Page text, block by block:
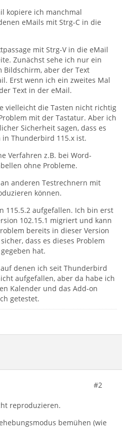
kopiere ich manchmal
eMails mit Strg-C in die
mit Strg-V in die eMail
Zunächst sehe ich nur ein
Bildschirm, aber der Text
Erst wenn ich ein zweites Mal
Text in der eMail.
vielleicht die Tasten nicht richtig
mit der Tastatur. Aber ich
Sicherheit sagen, dass es
Thunderbird 115.x ist.
Verfahren z.B. bei Word-
ohne Probleme.
anderen Testrechnern mit
können.
115.5.2 aufgefallen. Ich bin erst
102.15.1 migriert und kann
bereits in dieser Version
dass es dieses Problem
hat.
denen ich seit Thunderbird
aufgefallen, aber da habe ich
Kalender und das Add-on
getestet.
#2
reproduzieren.
bemühen (wie